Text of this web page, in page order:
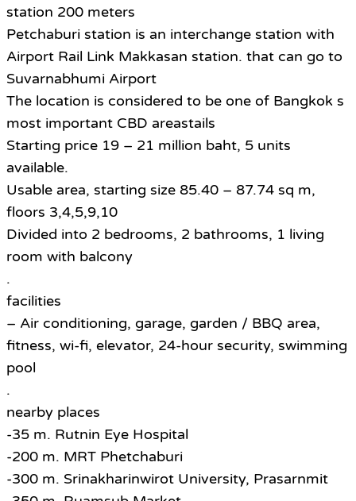
station 200 meters
Petchaburi station is an interchange station with
Airport Rail Link Makkasan station. that can go to
Suvarnabhumi Airport
The location is considered to be one of Bangkok s
most important CBD areastails
Starting price 19 – 21 million baht, 5 units
available.
Usable area, starting size 85.40 – 87.74 sq m,
floors 3,4,5,9,10
Divided into 2 bedrooms, 2 bathrooms, 1 living
room with balcony
.
facilities
– Air conditioning, garage, garden / BBQ area,
fitness, wi-fi, elevator, 24-hour security, swimming
pool
.
nearby places
-35 m. Rutnin Eye Hospital
-200 m. MRT Phetchaburi
-300 m. Srinakharinwirot University, Prasarnmit